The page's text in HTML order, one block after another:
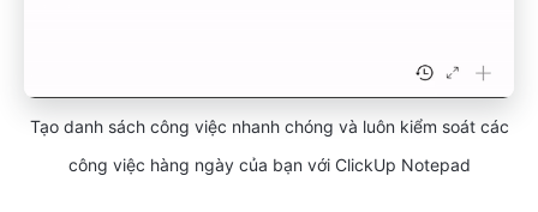
Tạo danh sách công việc nhanh chóng và luôn kiểm soát các
công việc hàng ngày của bạn với ClickUp Notepad